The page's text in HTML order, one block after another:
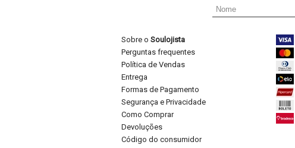
Sobre o Soulojista
Perguntas frequentes
Política de Vendas
Entrega
Formas de Pagamento
Segurança e Privacidade
Como Comprar
Devoluções
Código do consumidor